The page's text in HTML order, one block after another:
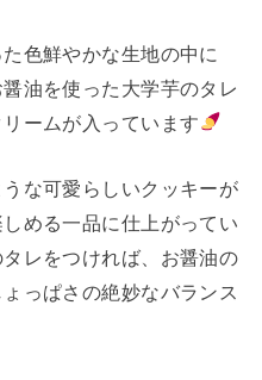
色鮮やかな生地の中に
油を使った大学芋のタレ
ームが入っています
な可愛らしいクッキーが
める一品に仕上がってい
レをつければ、お醤油の
っぱさの絶妙なバランス